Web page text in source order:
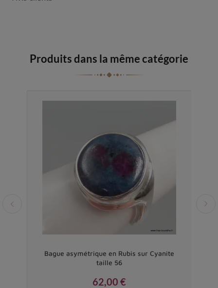
Produits dans la même catégorie
Bague asymétrique en Rubis sur Cyanite
taille 56
62,00 €